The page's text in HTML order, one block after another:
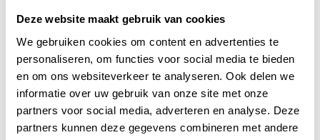
Deze website maakt gebruik van cookies
We gebruiken cookies om content en advertenties te
personaliseren, om functies voor social media te bieden
en om ons websiteverkeer te analyseren. Ook delen we
informatie over uw gebruik van onze site met onze
partners voor social media, adverteren en analyse. Deze
partners kunnen deze gegevens combineren met andere
zaak heeft een bewezen omzet en een vast cliënteel in
zowel de zomer- als de winterperiode, met als extra
troeven een ruime parking, toegankelijkheid
rolstoelgebruikers...
De zaak bestaat uit een brasserie voor 75 personen met
een ruim en gezellig interieur, keuken met koude en
warme kant, koelcel, kelder, groot zonneterras voor 150